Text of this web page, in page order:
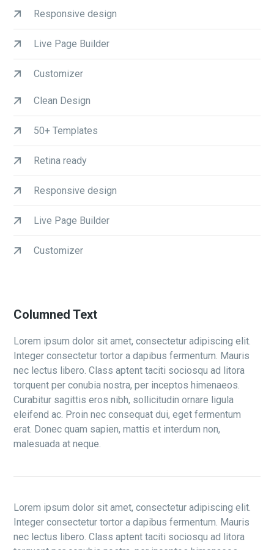
Responsive design
Live Page Builder
Customizer
Clean Design
50+ Templates
Retina ready
Responsive design
Live Page Builder
Customizer
Columned Text
Lorem ipsum dolor sit amet, consectetur adipiscing elit.
Integer consectetur tortor a dapibus fermentum. Mauris
nec lectus libero. Class aptent taciti sociosqu ad litora
torquent per conubia nostra, per inceptos himenaeos.
Curabitur sagittis eros nibh, sollicitudin ornare ligula
eleifend ac. Proin nec consequat dui, eget fermentum
erat. Donec quam sapien, mattis et interdum non,
malesuada at neque.
Lorem ipsum dolor sit amet, consectetur adipiscing elit.
Integer consectetur tortor a dapibus fermentum. Mauris
nec lectus libero. Class aptent taciti sociosqu ad litora